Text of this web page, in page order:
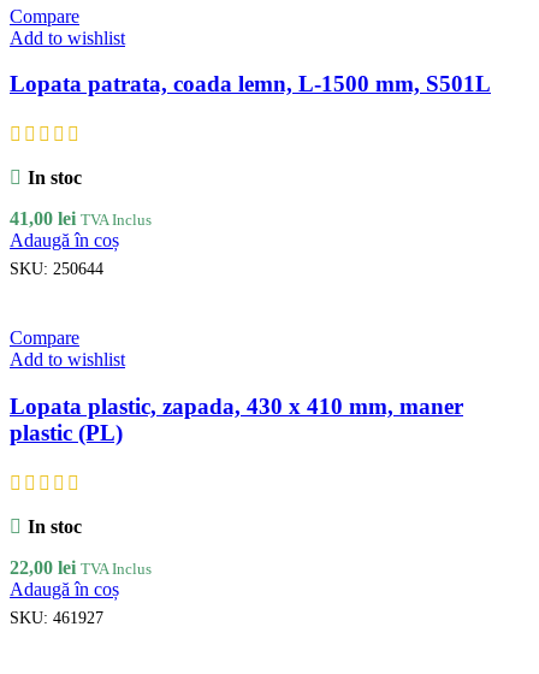
Compare
Add to wishlist
Lopata patrata, coada lemn, L-1500 mm, S501L
In stoc
41,00 lei TVA Inclus
Adaugă în coș
SKU: 250644
Compare
Add to wishlist
Lopata plastic, zapada, 430 x 410 mm, maner
plastic (PL)
In stoc
22,00 lei TVA Inclus
Adaugă în coș
SKU: 461927